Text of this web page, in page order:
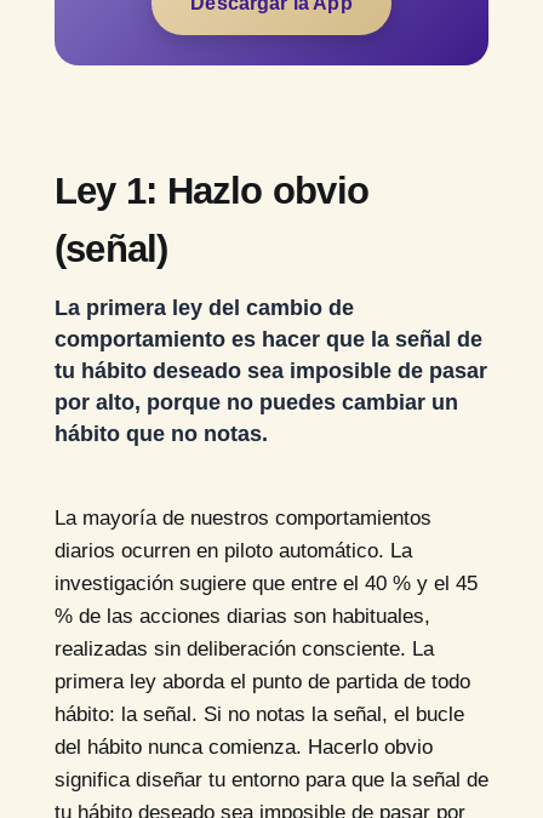
Ley 1: Hazlo obvio
(señal)
La primera ley del cambio de
comportamiento es hacer que la señal de
tu hábito deseado sea imposible de pasar
por alto, porque no puedes cambiar un
hábito que no notas.
La mayoría de nuestros comportamientos
diarios ocurren en piloto automático. La
investigación sugiere que entre el 40 % y el 45
% de las acciones diarias son habituales,
realizadas sin deliberación consciente. La
primera ley aborda el punto de partida de todo
hábito: la señal. Si no notas la señal, el bucle
del hábito nunca comienza. Hacerlo obvio
significa diseñar tu entorno para que la señal de
tu hábito deseado sea imposible de pasar por